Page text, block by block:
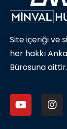
Site içeriği ve
her hakkı
Bürosuna aittir.